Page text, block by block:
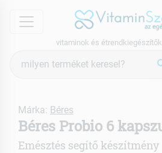
menu
vitaminok és
keresés
Márka: Béres
Béres Probio 6
Emésztés segítő készítmény